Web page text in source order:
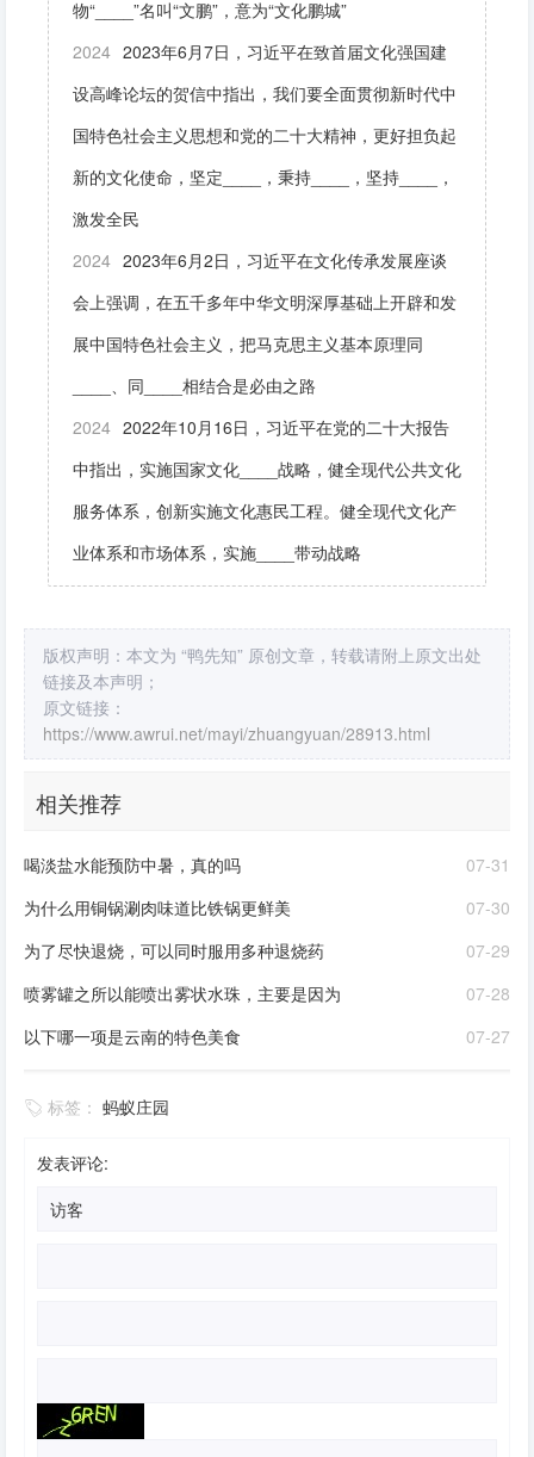
物“____”名叫“文鹏”，意为“文化鹏城”
2024 2023年6月7日，习近平在致首届文化强国建
设高峰论坛的贺信中指出，我们要全面贯彻新时代中
国特色社会主义思想和党的二十大精神，更好担负起
新的文化使命，坚定____，秉持____，坚持____，
激发全民
2024 2023年6月2日，习近平在文化传承发展座谈
会上强调，在五千多年中华文明深厚基础上开辟和发
展中国特色社会主义，把马克思主义基本原理同
____、同____相结合是必由之路
2024 2022年10月16日，习近平在党的二十大报告
中指出，实施国家文化____战略，健全现代公共文化
服务体系，创新实施文化惠民工程。健全现代文化产
业体系和市场体系，实施____带动战略
版权声明：本文为 “鸭先知” 原创文章，转载请附上原文出处
链接及本声明；
原文链接：
https://www.awrui.net/mayi/zhuangyuan/28913.html
相关推荐
07-31
喝淡盐水能预防中暑，真的吗
07-30
为什么用铜锅涮肉味道比铁锅更鲜美
07-29
为了尽快退烧，可以同时服用多种退烧药
07-28
喷雾罐之所以能喷出雾状水珠，主要是因为
07-27
以下哪一项是云南的特色美食
标签： 蚂蚁庄园
发表评论: